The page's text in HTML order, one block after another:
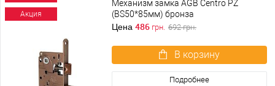
Акция
Механизм замка AGB Centro PZ
(BS50*85мм) бронза
Цена 486 грн. 692грн.
В корзину
Подробнее